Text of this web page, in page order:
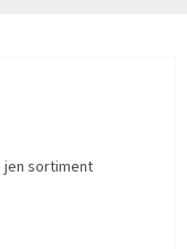
jen sortiment